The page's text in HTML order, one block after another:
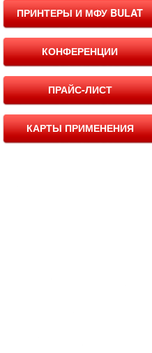
ПРИНТЕРЫ И МФУ BULAT
КОНФЕРЕНЦИИ
ПРАЙС-ЛИСТ
КАРТЫ ПРИМЕНЕНИЯ